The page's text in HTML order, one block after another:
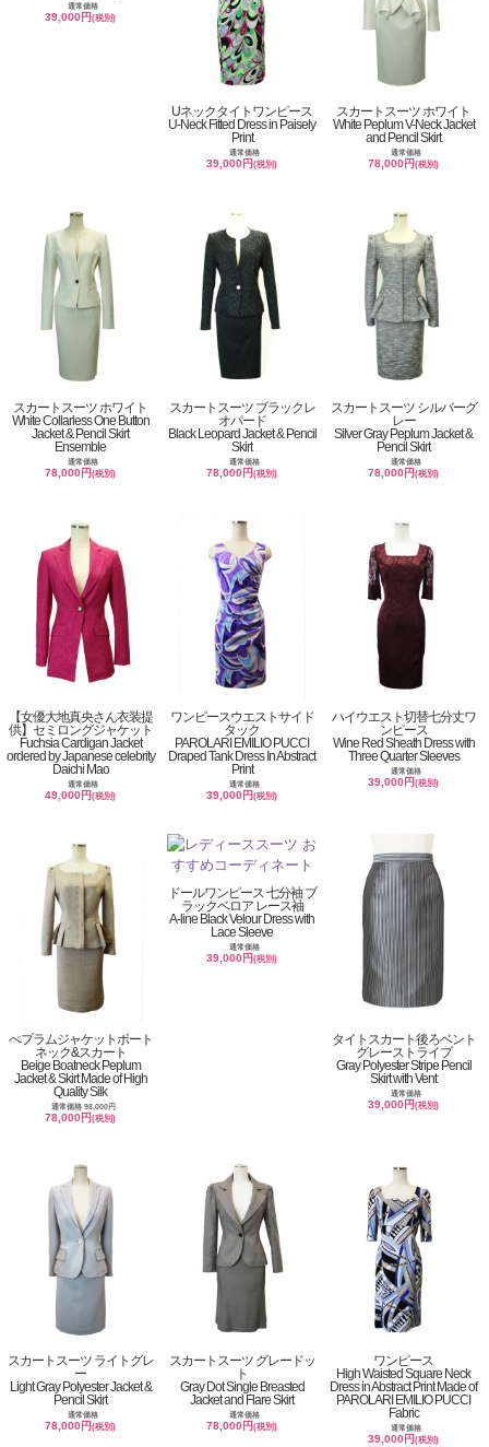
通常価格
39,000円(税別)
Uネックタイトワンピース
U-Neck Fitted Dress in Paisely
Print
通常価格
39,000円(税別)
スカートスーツ ホワイト
White Peplum V-Neck Jacket
and Pencil Skirt
通常価格
78,000円(税別)
スカートスーツ ホワイト
White Collarless One Button
Jacket & Pencil Skirt
Ensemble
通常価格
78,000円(税別)
スカートスーツ ブラックレ
オパード
Black Leopard Jacket & Pencil
Skirt
通常価格
78,000円(税別)
スカートスーツ シルバーグ
レー
Silver Gray Peplum Jacket &
Pencil Skirt
通常価格
78,000円(税別)
【女優大地真央さん衣装提
供】セミロングジャケット
Fuchsia Cardigan Jacket
ordered by Japanese celebrity
Daichi Mao
通常価格
49,000円(税別)
ワンピースウエストサイド
タック
PAROLARI EMILIO PUCCI
Draped Tank Dress In Abstract
Print
通常価格
39,000円(税別)
ハイウエスト切替七分丈ワ
ンピース
Wine Red Sheath Dress with
Three Quarter Sleeves
通常価格
39,000円(税別)
ぺプラムジャケットボート
ネック&スカート
Beige Boatneck Peplum
Jacket & Skirt Made of High
Quality Silk
通常価格 98,000円
78,000円(税別)
ドールワンピース 七分袖 ブ
ラックベロア レース袖
A-line Black Velour Dress with
Lace Sleeve
通常価格
39,000円(税別)
タイトスカート後ろベント
グレーストライプ
Gray Polyester Stripe Pencil
Skirt with Vent
通常価格
39,000円(税別)
スカートスーツ ライトグレ
ー
Light Gray Polyester Jacket &
Pencil Skirt
通常価格
78,000円(税別)
スカートスーツ グレードッ
ト
Gray Dot Single Breasted
Jacket and Flare Skirt
通常価格
78,000円(税別)
ワンピース
High Waisted Square Neck
Dress in Abstract Print Made of
PAROLARI EMILIO PUCCI
Fabric
通常価格
39,000円(税別)